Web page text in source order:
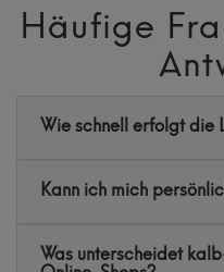
Häufige
Wie schnell erfolgt die
Kann ich mich
Was unterscheidet